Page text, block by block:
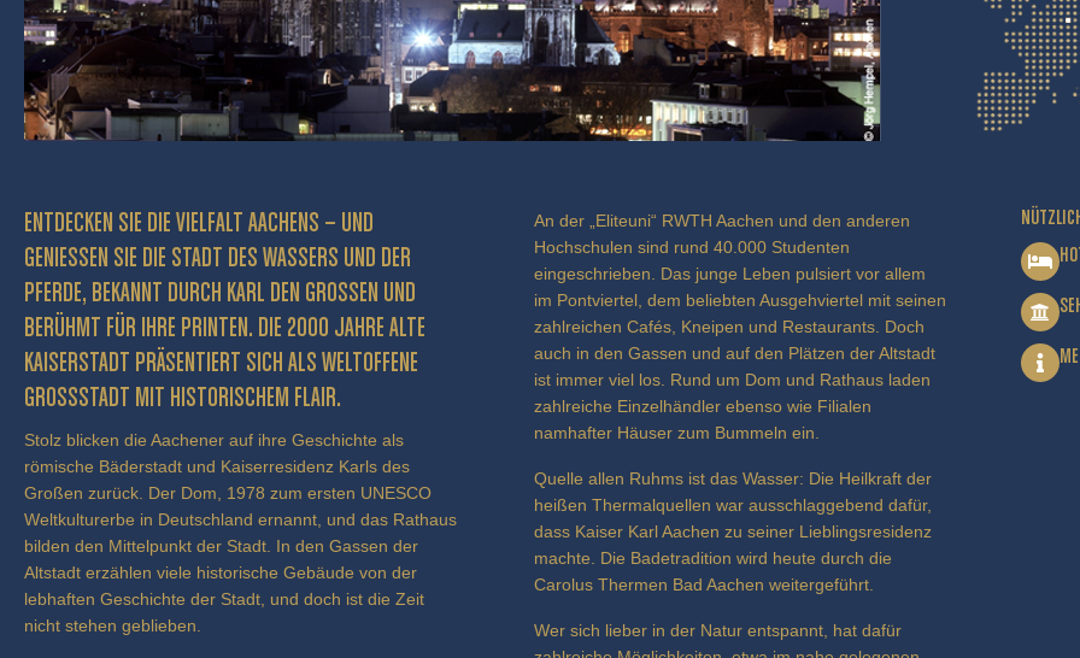
ENTDECKEN SIE DIE VIELFALT AACHENS – UND
GENIESSEN SIE DIE STADT DES WASSERS UND DER P
FERDE, BEKANNT DURCH KARL DEN GROSSEN UND BE
RÜHMT FÜR IHRE PRINTEN. DIE 2000 JAHRE ALTE KA
ISERSTADT PRÄSENTIERT SICH ALS WELTOFFENE GR
OSSSTADT MIT HISTORISCHEM FLAIR.
Stolz blicken die Aachener auf ihre Geschichte als
römische Bäderstadt und Kaiserresidenz Karls des
Großen zurück. Der Dom, 1978 zum ersten UNESCO
Weltkulturerbe in Deutschland ernannt, und das Rathaus
bilden den Mittelpunkt der Stadt. In den Gassen der
Altstadt erzählen viele historische Gebäude von der
lebhaften Geschichte der Stadt, und doch ist die Zeit
nicht stehen geblieben.
An der „Eliteuni“ RWTH Aachen und den anderen
Hochschulen sind rund 40.000 Studenten
eingeschrieben. Das junge Leben pulsiert vor allem
im Pontviertel, dem beliebten Ausgehviertel mit seinen
zahlreichen Cafés, Kneipen und Restaurants. Doch
auch in den Gassen und auf den Plätzen der Altstadt
ist immer viel los. Rund um Dom und Rathaus laden
zahlreiche Einzelhändler ebenso wie Filialen
namhafter Häuser zum Bummeln ein.
Quelle allen Ruhms ist das Wasser: Die Heilkraft der
heißen Thermalquellen war ausschlaggebend dafür,
dass Kaiser Karl Aachen zu seiner Lieblingsresidenz
machte. Die Badetradition wird heute durch die
Carolus Thermen Bad Aachen weitergeführt.
Wer sich lieber in der Natur entspannt, hat dafür